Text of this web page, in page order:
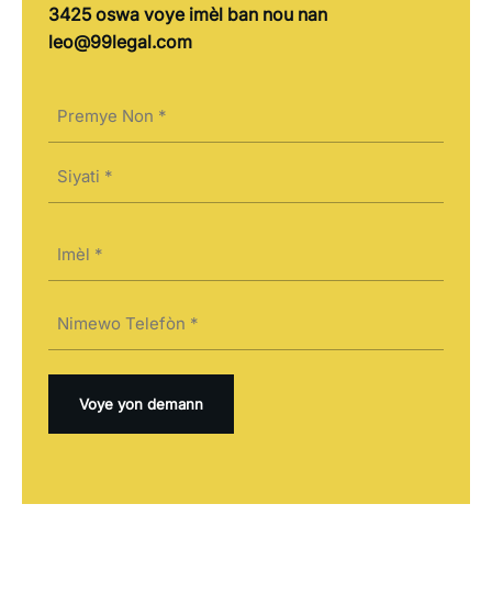
3425 oswa voye imèl ban nou nan
leo@99legal.com
Imèl